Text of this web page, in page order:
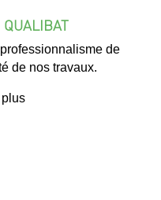
de
de nos travaux.